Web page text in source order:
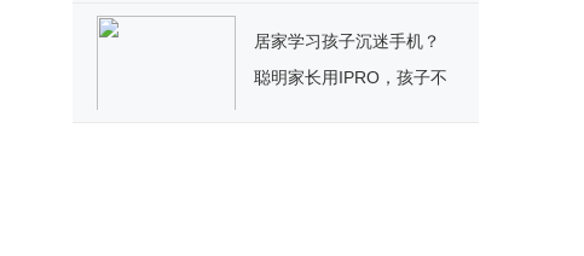
居家学习孩子沉迷手机？
聪明家长用IPRO，孩子不